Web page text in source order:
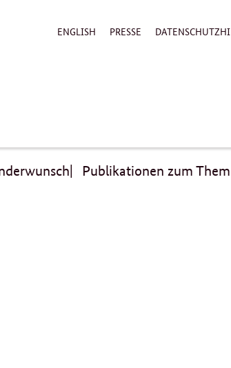
ENGLISH PRESSE
Publikationen zum